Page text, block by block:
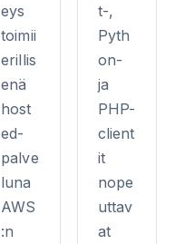
eys
toimii
erillis
enä
host
ed-
palve
luna
AWS
:n
t-,
Pyth
on-
ja
PHP-
client
it
nope
uttav
at